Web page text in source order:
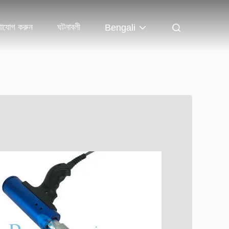
করুন ঘটনাবলী Bengali